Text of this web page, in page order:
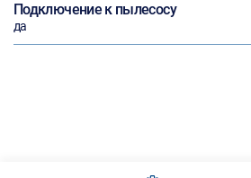
Подключение к пылесосу
да